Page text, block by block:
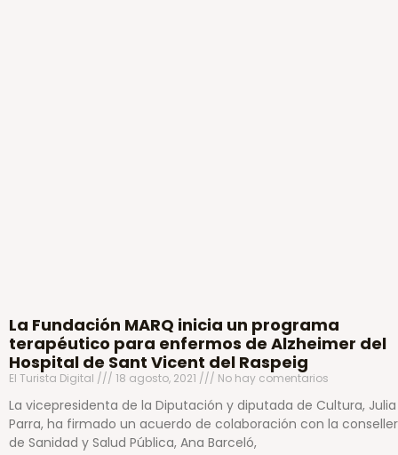
La Fundación MARQ inicia un programa
terapéutico para enfermos de Alzheimer del
Hospital de Sant Vicent del Raspeig
El Turista Digital 18 agosto, 2021 No hay comentarios
La vicepresidenta de la Diputación y diputada de Cultura, Julia
Parra, ha firmado un acuerdo de colaboración con la
de Sanidad y Salud Pública, Ana Barceló,